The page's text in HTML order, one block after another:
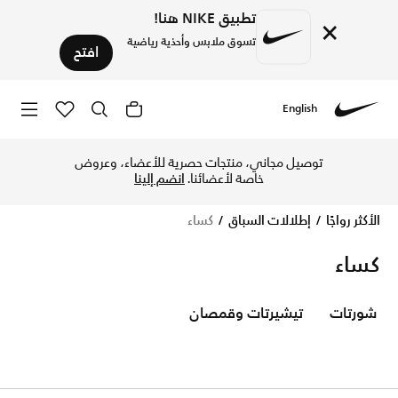
× تطبيق NIKE هنا!
تسوق ملابس وأحذية رياضية افتح
English
توصيل مجاني، منتجات حصرية للأعضاء، وعروض
خاصة لأعضائنا.انضم إلينا
الأكثر رواجًا إطلالات السباق كساء
كساء
شورتات تيشيرتات وقمصان